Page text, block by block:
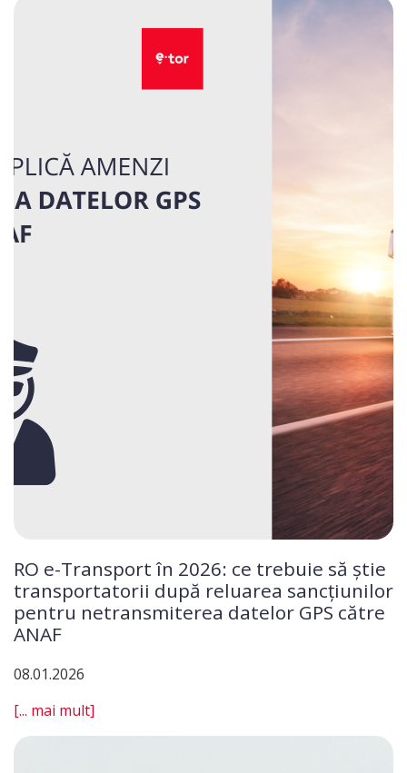
RO e-Transport în 2026: ce trebuie să știe
transportatorii după reluarea sancțiunilor
pentru netransmiterea datelor GPS către
ANAF
08.01.2026
[... mai mult]